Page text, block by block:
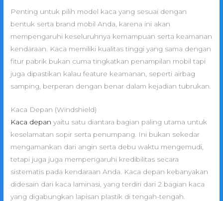
Penting untuk pilih model kaca yang sesuai dengan
bentuk serta brand mobil Anda, karena ini akan
mempengaruhi keseluruhnya kemampuan serta keamanan
kendaraan. Kaca memiliki kualitas tinggi yang sama dengan
fitur pabrik bukan cuma tingkatkan penampilan mobil tapi
juga dipastikan kalau feature keamanan, seperti airbag
samping, berperan dengan benar dalam kejadian tubrukan.
Kaca Depan (Windshield)
Kaca depan yaitu satu diantara bagian paling utama untuk
keselamatan sopir serta penumpang. Ini bukan sekedar
mengamankan dari angin serta debu waktu mengemudi,
tetapi juga juga mempengaruhi kredibilitas secara
sistematis pada kendaraan Anda. Kaca depan kebanyakan
didesain dari kaca laminasi, yang terdiri dari 2 bagian kaca
yang digabungkan lapisan plastik di tengah-tengah.